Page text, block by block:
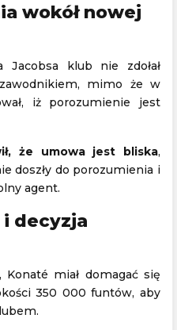
wokół nowej
Jacobsa klub nie zdołał
mimo że w
iż porozumienie jest
że umowa jest bliska,
doszły do porozumienia i
agent.
i decyzja
miał domagać się
350 000 funtów, aby